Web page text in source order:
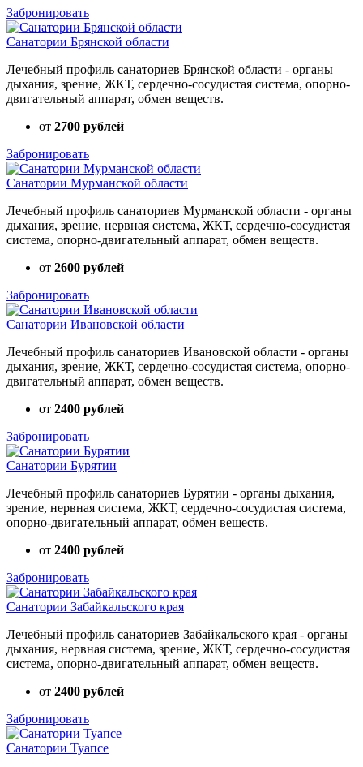
Забронировать
Санатории Брянской области
Лечебный профиль санаториев Брянской области - органы
дыхания, зрение, ЖКТ, сердечно-сосудистая система, опорно-
двигательный аппарат, обмен веществ.
от 2700 рублей
Забронировать
Санатории Мурманской области
Лечебный профиль санаториев Мурманской области - органы
дыхания, зрение, нервная система, ЖКТ, сердечно-сосудистая
система, опорно-двигательный аппарат, обмен веществ.
от 2600 рублей
Забронировать
Санатории Ивановской области
Лечебный профиль санаториев Ивановской области - органы
дыхания, зрение, ЖКТ, сердечно-сосудистая система, опорно-
двигательный аппарат, обмен веществ.
от 2400 рублей
Забронировать
Санатории Бурятии
Лечебный профиль санаториев Бурятии - органы дыхания,
зрение, нервная система, ЖКТ, сердечно-сосудистая система,
опорно-двигательный аппарат, обмен веществ.
от 2400 рублей
Забронировать
Санатории Забайкальского края
Лечебный профиль санаториев Забайкальского края - органы
дыхания, нервная система, зрение, ЖКТ, сердечно-сосудистая
система, опорно-двигательный аппарат, обмен веществ.
от 2400 рублей
Забронировать
Санатории Туапсе